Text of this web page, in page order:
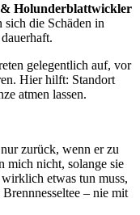
Holunderblattwickler
die Schäden in
gelegentlich auf, vor
Hier hilft: Standort
atmen lassen.
zurück, wenn er zu
mich nicht, solange sie
etwas tun muss,
– nie mit